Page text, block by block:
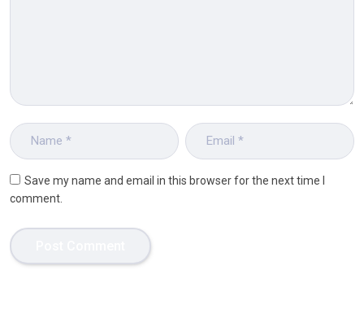
Save my name and email in this browser for the next time I
comment.